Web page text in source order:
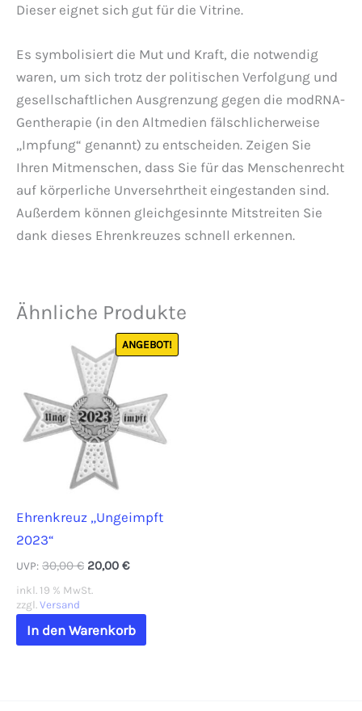
Dieser eignet sich gut für die Vitrine.
Es symbolisiert die Mut und Kraft, die notwendig
waren, um sich trotz der politischen Verfolgung und
gesellschaftlichen Ausgrenzung gegen die modRNA-
Gentherapie (in den Altmedien fälschlicherweise
„Impfung“ genannt) zu entscheiden. Zeigen Sie
Ihren Mitmenschen, dass Sie für das Menschenrecht
auf körperliche Unversehrtheit eingestanden sind.
Außerdem können gleichgesinnte Mitstreiten Sie
dank dieses Ehrenkreuzes schnell erkennen.
Ähnliche Produkte
ANGEBOT!
Ehrenkreuz „Ungeimpft
2023“
UVP: 30,00€ Ursprünglicher
war:
30,00 €
20,00 €Aktueller
20,00 €.
inkl. 19 % MwSt.
zzgl. Versand
In den Warenkorb